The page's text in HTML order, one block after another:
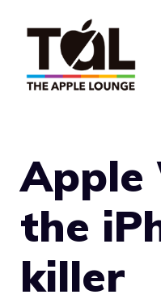
contenuto
Apple
the
killer